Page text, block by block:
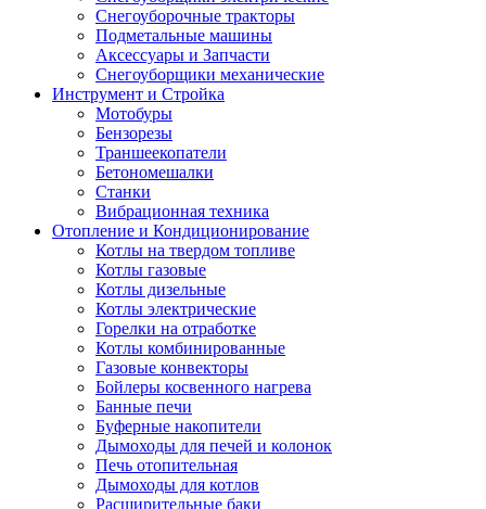
Снегоуборочные тракторы
Подметальные машины
Аксессуары и Запчасти
Снегоуборщики механические
Инструмент и Стройка
Мотобуры
Бензорезы
Траншеекопатели
Бетономешалки
Станки
Вибрационная техника
Отопление и Кондиционирование
Котлы на твердом топливе
Котлы газовые
Котлы дизельные
Котлы электрические
Горелки на отработке
Котлы комбинированные
Газовые конвекторы
Бойлеры косвенного нагрева
Банные печи
Буферные накопители
Дымоходы для печей и колонок
Печь отопительная
Дымоходы для котлов
Расширительные баки